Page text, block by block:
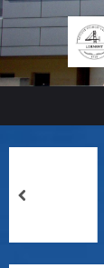
Skip
to
content
prev